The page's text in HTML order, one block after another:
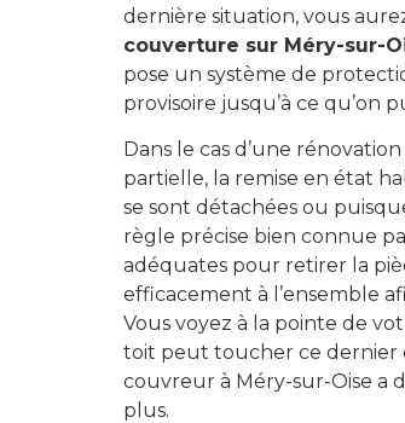
dernière situation, vous
couverture sur Méry-sur-
pose un système de
provisoire jusqu’à ce
Dans le cas d’une
partielle, la remise en état
se sont détachées ou
règle précise bien connue
adéquates pour retirer la
efficacement à l’ensemble
Vous voyez à la pointe de
toit peut toucher ce dernier
couvreur à Méry-sur-Oise a
plus.